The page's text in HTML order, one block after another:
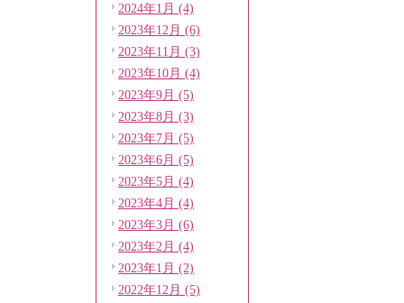
2024年1月 (4)
2023年12月 (6)
2023年11月 (3)
2023年10月 (4)
2023年9月 (5)
2023年8月 (3)
2023年7月 (5)
2023年6月 (5)
2023年5月 (4)
2023年4月 (4)
2023年3月 (6)
2023年2月 (4)
2023年1月 (2)
2022年12月 (5)